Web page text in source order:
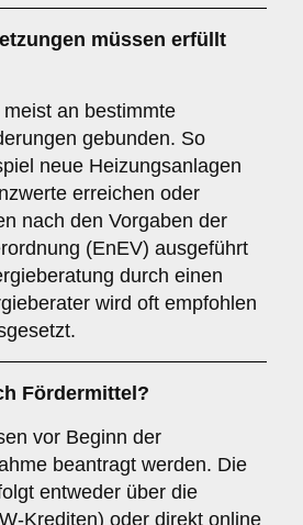
müssen erfüllt
an bestimmte
gebunden. So
neue Heizungsanlagen
erreichen oder
nach den Vorgaben der
(EnEV) ausgeführt
durch einen
wird oft empfohlen
Fördermittel?
vor Beginn der
beantragt werden. Die
entweder über die
Krediten) oder direkt online